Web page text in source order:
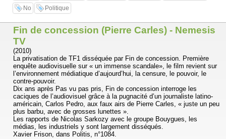
d'éducation, les médias, les partis politiques, les marchés financiers,
les organisations intergouvernementales (Fonds Monétaire
International, Banque Mondiale, Organisation de Coopération et de
Développement Économique, Organisation Mondiale du Commerce,
etc.), les transnationales, les fonds de pension et les divers autres
gestionnaires de l'épargne (compagnies d'assurance, banques, fonds
mutuels, etc.), les syndicats du partenariat, etc. Chacun des maillons
de cette vaste chaîne se charge de relayer la doctrine à un autre
maillon ou, encore, directement au public. Cette circulation de
l'idéologie néolibérale à travers tous les supports de diffusion possibles
lui confère une espèce de « monopole de l'apparence » (selon le bon
mot de Guy Debord) qui assure sa perpétuation et facilite
l'endoctrinement des masses.
Or, en déversant ce flot ininterrompu de propagande, les idéologues
néolibéraux servent la cause des puissants. Car, en dénonçant
l'inefficacité de l'État et des programmes sociaux, tout en glorifiant
l'efficience et l'infaillibilité des marchés, en vantant les mérites de la
No
Politique
Fin de concession (Pierre Carles) - Nemesis
TV
(2010)
La privatisation de TF1 disséquée par Fin de concession. Première
enquête audiovisuelle sur « un immense scandale», le film revient sur
l’environnement médiatique d’aujourd’hui, la censure, le pouvoir, le
contre-pouvoir.
Dix ans après Pas vu pas pris, Fin de concession interroge les
caciques de l’audiovisuel grâce à la pugnacité d’un journaliste latino-
américain, Carlos Pedro, aux faux airs de Pierre Carles, « juste un peu
plus barbu, avec de grosses lunettes ».
Les rapports de Nicolas Sarkozy avec le groupe Bouygues, les
médias, les industriels y sont largement disséqués.
Xavier Frison, dans Politis, n°1084.